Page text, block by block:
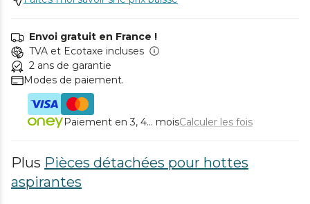
Envoi gratuit en France !
TVA et Ecotaxe incluses
2 ans de garantie
Modes de paiement.
Paiement en 3, 4... moisCalculer les fois
Plus Pièces détachées pour hottes
aspirantes